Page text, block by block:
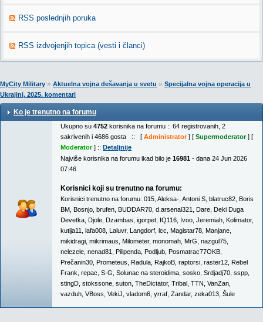
RSS poslednjih poruka
RSS izdvojenjih topica (vesti i članci)
MyCity Military » Aktuelna vojna dešavanja u svetu » Specijalna vojna operacija u
Ukrajini, 2025. komentari
Ko je trenutno na forumu
Ukupno su 4752 korisnika na forumu :: 64 registrovanih, 2
sakrivenih i 4686 gosta :: [ Administrator] [ Supermoderator] [
Moderator] :: Detaljnije
Najviše korisnika na forumu ikad bilo je 16981 - dana 24 Jun 2026
07:46
Korisnici koji su trenutno na forumu:
Korisnici trenutno na forumu: 015 Aleksa- Antoni S blatruc82 Boris
BM Bosnjo brufen BUDDAR70 d.arsenal321 Dare Deki Duga
Devetka Djole Dzambas igorpet IQ116 Ivoo Jeremiah Kolimator,
kutija11
lafa008 Laluvr, Langdorf lcc Magistar78 Manjane
mikidragi mikrimaus Milometer, monomah MrG nazgul75
nelezele nenad81 Pilipenda Podljub Posmatrac77OKB
Prečanin30 Prometeus Radula RajkoB raptorsi raster12 Rebel
Frank repac S-G Solunac na steroidima sosko Srdjadj70 sspp
stingD stokssone suton TheDictator, Tribal TTN VanZan
vazduh VBoss VekiJ vladom6 yrraf Zandar, zeka013 Šule